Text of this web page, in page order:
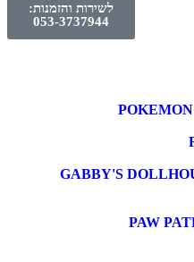
לשירות והזמנות:
053-3737944